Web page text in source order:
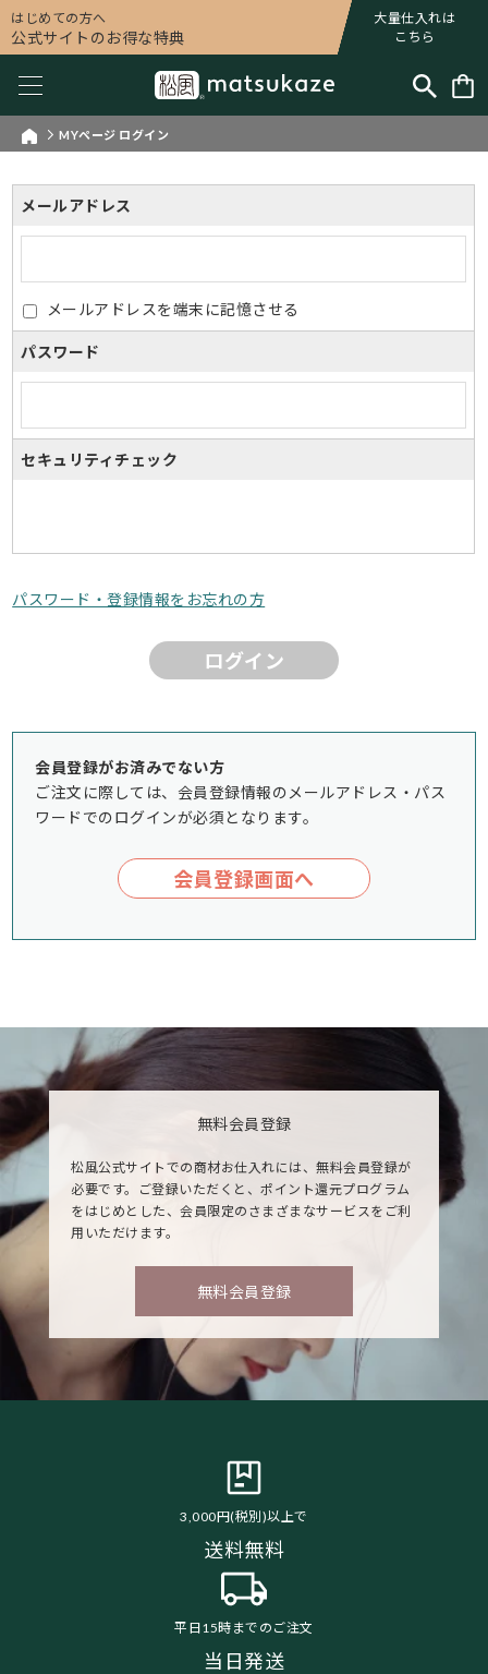
はじめての方へ
公式サイトのお得な特典
大量仕入れは
こちら
MYページ ログイン
メールアドレス
メールアドレスを端末に記憶させる
パスワード
セキュリティチェック
パスワード・登録情報をお忘れの方
ログイン
会員登録がお済みでない方
ご注文に際しては、会員登録情報のメールアドレス・パス
ワードでのログインが必須となります。
会員登録画面へ
無料会員登録
松風公式サイトでの商材お仕入れには、無料会員登録が
必要です。ご登録いただくと、ポイント還元プログラム
をはじめとした、会員限定のさまざまなサービスをご利
用いただけます。
無料会員登録
3,000円(税別)以上で
送料無料
平日15時までのご注文
当日発送